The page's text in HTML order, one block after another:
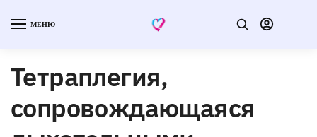
МЕНЮ
Тетраплегия,
сопровождающаяся